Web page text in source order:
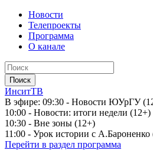
Новости
Телепроекты
Программа
О канале
ИнситТВ
В эфире: 09:30 - Новости ЮУрГУ
10:00 - Новости: итоги недели (12+)
10:30 - Вне зоны (12+)
11:00 - Урок истории с А.Бароненко
Перейти в раздел программа